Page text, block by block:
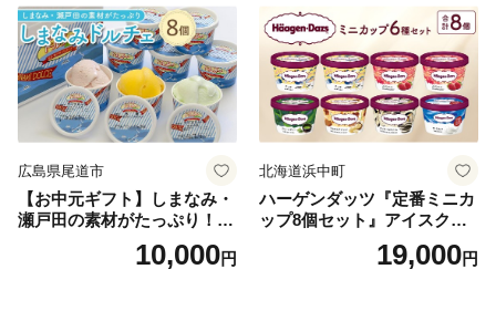
広島県尾道市
【お中元ギフト】しまなみ・
瀬戸田の素材がたっぷり！ジ
10,000円
北海道浜中町
ハーゲンダッツ『定番ミニカ
ップ8個セット』アイスクリ
ーム アイス スイーツ デザー
19,000円